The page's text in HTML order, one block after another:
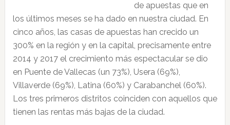
de apuestas que en
los últimos meses se ha dado en nuestra ciudad. En
cinco años, las casas de apuestas han crecido un
300% en la región y en la capital, precisamente entre
2014 y 2017 el crecimiento más espectacular se dio
en Puente de Vallecas (un 73%), Usera (69%),
Villaverde (69%), Latina (60%) y Carabanchel (60%).
Los tres primeros distritos coinciden con aquellos que
tienen las rentas más bajas de la ciudad.